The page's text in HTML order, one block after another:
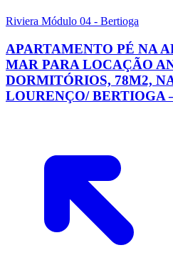
Riviera Módulo 04 - Bertioga
APARTAMENTO PÉ NA
MAR PARA LOCAÇÃO
DORMITÓRIOS, 78M2,
LOURENÇO/ BERTIOGA